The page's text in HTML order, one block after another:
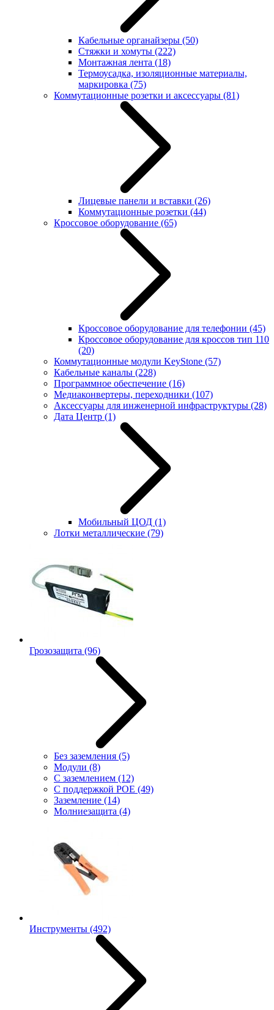
Кабельные органайзеры (50)
Стяжки и хомуты (222)
Монтажная лента (18)
Термоусадка, изоляционные материалы,
маркировка (75)
Коммутационные розетки и аксессуары (81)
Лицевые панели и вставки (26)
Коммутационные розетки (44)
Кроссовое оборудование (65)
Кроссовое оборудование для телефонии (45)
Кроссовое оборудование для кроссов тип 110
(20)
Коммутационные модули KeyStone (57)
Кабельные каналы (228)
Программное обеспечение (16)
Медиаконвертеры, переходники (107)
Аксессуары для инженерной инфраструктуры (28)
Дата Центр (1)
Мобильный ЦОД (1)
Лотки металлические (79)
Грозозащита (96)
Без заземления (5)
Модули (8)
С заземлением (12)
С поддержкой POE (49)
Заземление (14)
Молниезащита (4)
Инструменты (492)